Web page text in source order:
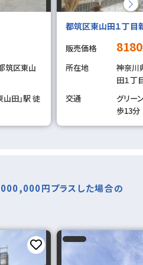
筑区東山
山田」駅 徒
都筑区東山田１丁
販売価格 8180
所在地
神奈川
田１丁
交通
グリー
歩13分
円プラスした場合の